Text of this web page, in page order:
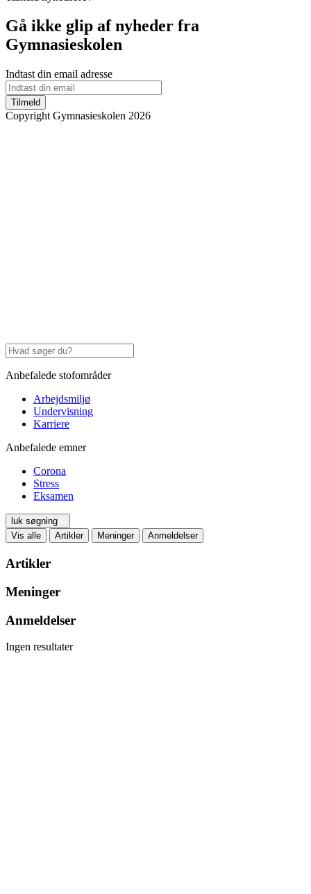
Gå ikke glip af nyheder fra
Gymnasieskolen
Indtast din email adresse
Tilmeld
Copyright Gymnasieskolen 2026
Anbefalede stofområder
Arbejdsmiljø
Undervisning
Karriere
Anbefalede emner
Corona
Stress
Eksamen
luk søgning
Vis alle
Artikler Meninger Anmeldelser
Artikler
Meninger
Anmeldelser
Ingen resultater